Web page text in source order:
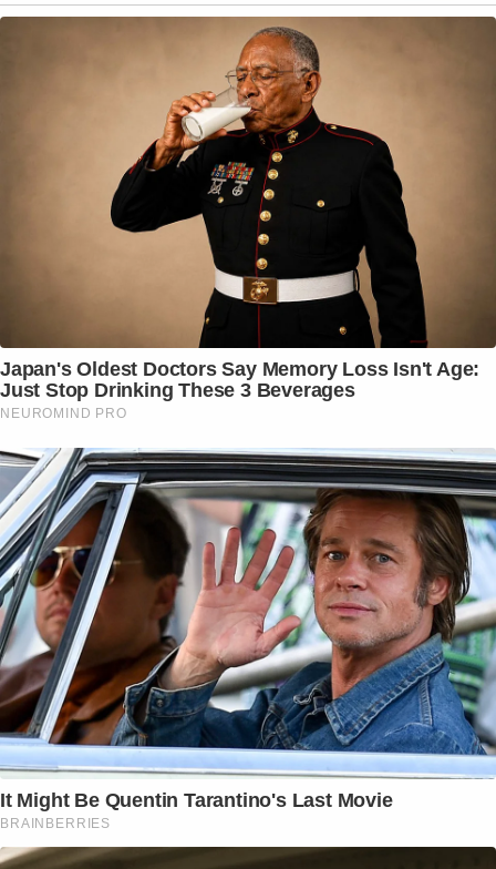
Japan's Oldest Doctors Say Memory Loss Isn't Age:
Just Stop Drinking These 3 Beverages
NEUROMIND PRO
It Might Be Quentin Tarantino's Last Movie
BRAINBERRIES